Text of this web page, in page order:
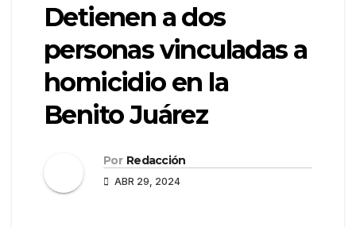
Detienen a dos
personas vinculadas a
homicidio en la
Benito Juárez
Por Redacción
ABR 29, 2024